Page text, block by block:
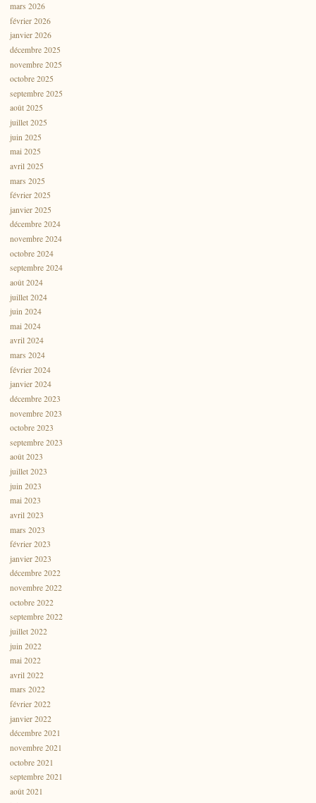
mars 2026
février 2026
janvier 2026
décembre 2025
novembre 2025
octobre 2025
septembre 2025
août 2025
juillet 2025
juin 2025
mai 2025
avril 2025
mars 2025
février 2025
janvier 2025
décembre 2024
novembre 2024
octobre 2024
septembre 2024
août 2024
juillet 2024
juin 2024
mai 2024
avril 2024
mars 2024
février 2024
janvier 2024
décembre 2023
novembre 2023
octobre 2023
septembre 2023
août 2023
juillet 2023
juin 2023
mai 2023
avril 2023
mars 2023
février 2023
janvier 2023
décembre 2022
novembre 2022
octobre 2022
septembre 2022
juillet 2022
juin 2022
mai 2022
avril 2022
mars 2022
février 2022
janvier 2022
décembre 2021
novembre 2021
octobre 2021
septembre 2021
août 2021